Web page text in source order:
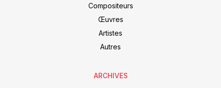
Compositeurs
Œuvres
Artistes
Autres
ARCHIVES